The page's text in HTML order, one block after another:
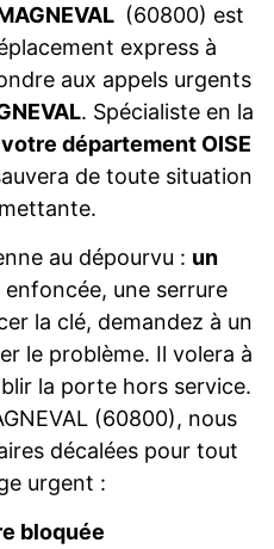
(60800) est
express à
aux appels urgents
. Spécialiste en la
département OISE
de toute situation
au dépourvu : un
enfoncée, une serrure
la clé, demandez à un
le problème. Il volera à
la porte hors service.
(60800), nous
décalées pour tout
urgent :
bloquée